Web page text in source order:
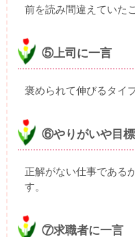
前を読み間違えていたこ
⑤上司に一言
褒められて伸びるタイ
⑥やりがいや目標
正解がない仕事である
す。
⑦求職者に一言